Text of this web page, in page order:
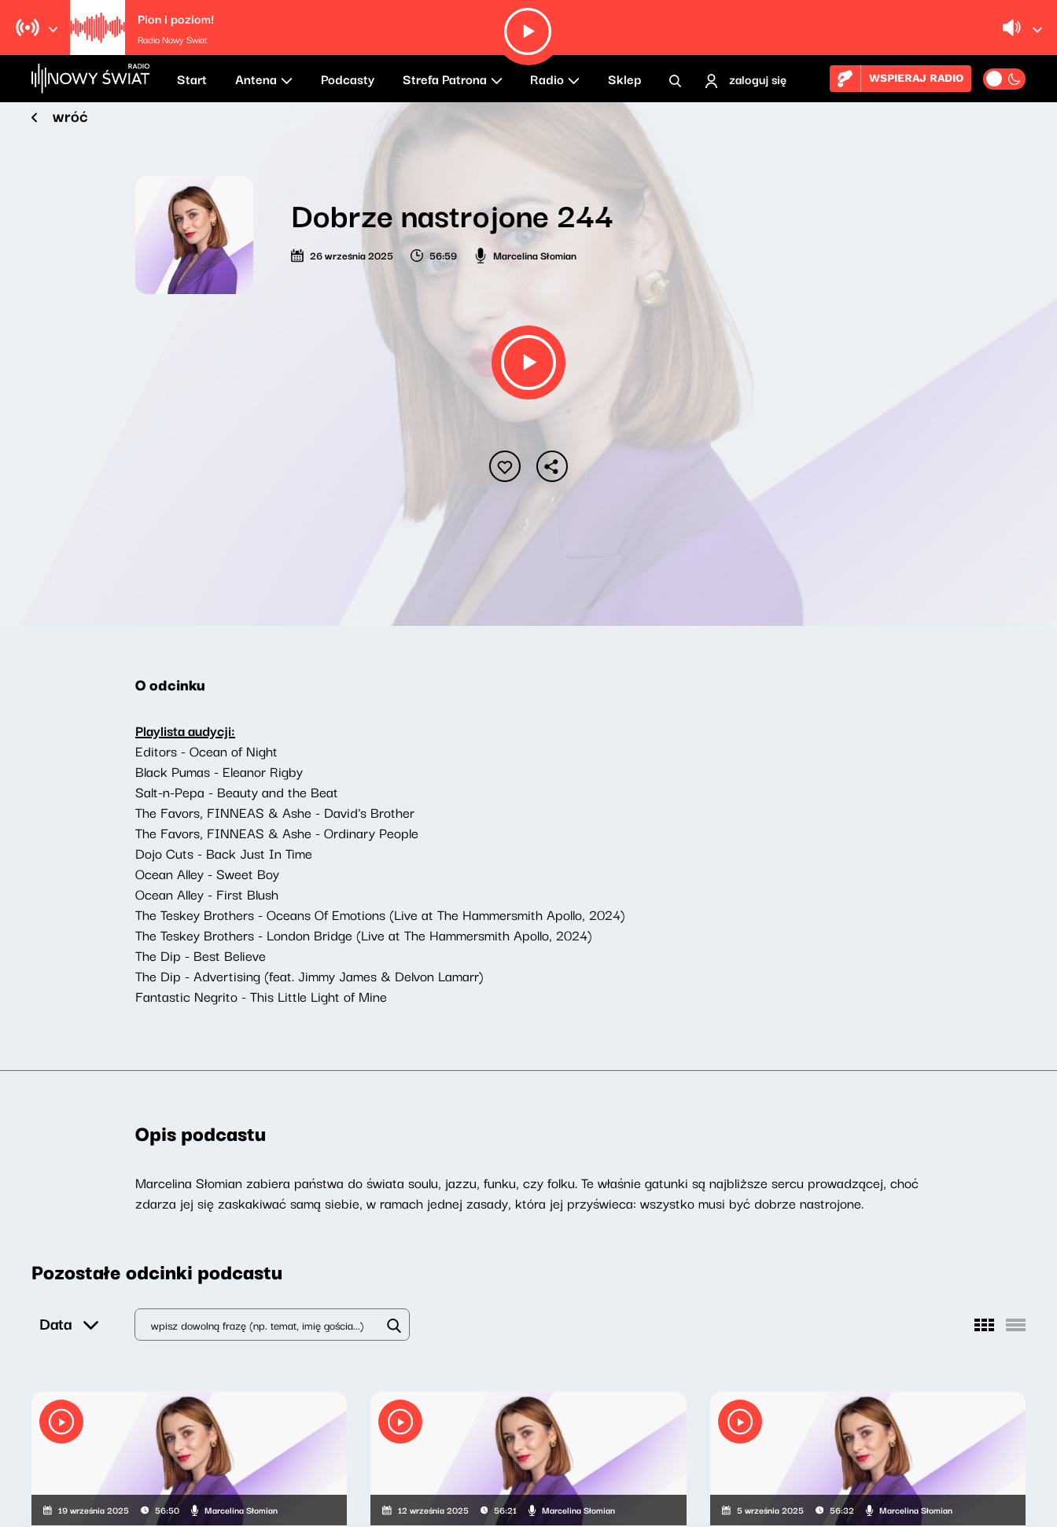
Pion i poziom!
Radio Nowy Świat
Start Antena Podcasty Strefa Patrona Radio Sklep zaloguj się WSPIERAJ RADIO
wróć
Dobrze nastrojone 244
26 września 2025 56:59 Marcelina Słomian
O odcinku
Playlista audycji:
Editors - Ocean of Night
Black Pumas - Eleanor Rigby
Salt-n-Pepa - Beauty and the Beat
The Favors, FINNEAS & Ashe - David's Brother
The Favors, FINNEAS & Ashe - Ordinary People
Dojo Cuts - Back Just In Time
Ocean Alley - Sweet Boy
Ocean Alley - First Blush
The Teskey Brothers - Oceans Of Emotions (Live at The Hammersmith Apollo, 2024)
The Teskey Brothers - London Bridge (Live at The Hammersmith Apollo, 2024)
The Dip - Best Believe
The Dip - Advertising (feat. Jimmy James & Delvon Lamarr)
Fantastic Negrito - This Little Light of Mine
Opis podcastu
Marcelina Słomian zabiera państwa do świata soulu, jazzu, funku, czy folku. Te właśnie gatunki są najbliższe sercu prowadzącej, choć
zdarza jej się zaskakiwać samą siebie, w ramach jednej zasady, która jej przyświeca: wszystko musi być dobrze nastrojone.
Pozostałe odcinki podcastu
Data
19 września 2025 56:50 Marcelina Słomian 12 września 2025 56:21 Marcelina Słomian 5 września 2025 56:32 Marcelina Słomian